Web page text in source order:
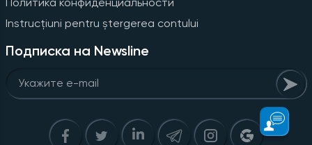
Instrucțiuni pentru ștergerea contului
Подписка на Newsline